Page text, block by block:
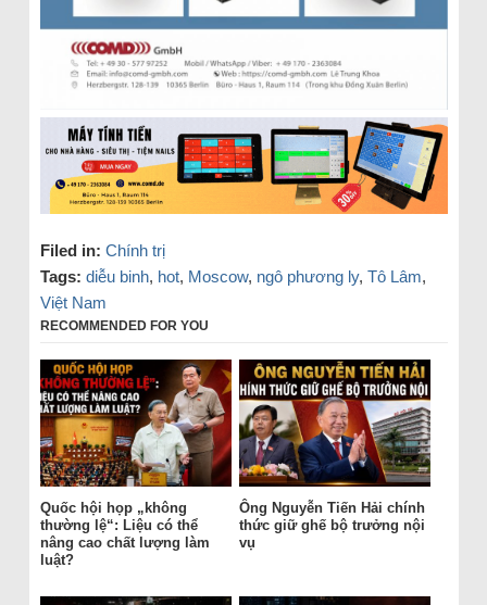
Filed in: Chính trị
Tags: diễu binh, hot, Moscow, ngô phương ly, Tô Lâm,
Việt Nam
RECOMMENDED FOR YOU
Quốc hội họp „không
thường lệ“: Liệu có thể
nâng cao chất lượng làm
luật?
Ông Nguyễn Tiến Hải chính
thức giữ ghế bộ trưởng nội
vụ